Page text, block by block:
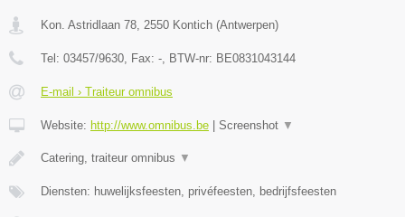
Kon. Astridlaan 78, 2550 Kontich (Antwerpen)
Tel: 03457/9630, Fax: -, BTW-nr: BE0831043144
E-mail › Traiteur omnibus
Website: http://www.omnibus.be Screenshot ▼
Catering, traiteur omnibus ▼
Diensten: huwelijksfeesten, privéfeesten, bedrijfsfeesten